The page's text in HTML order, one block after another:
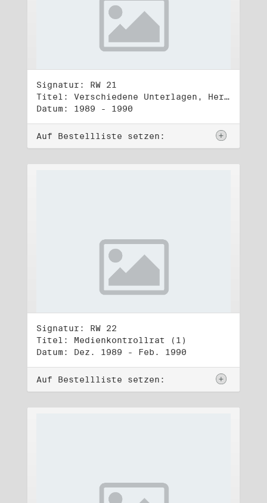
Signatur: RW 21
Titel: Verschiedene Unterlagen, Herbst 1989 bis Herbst 1990
Datum: 1989 - 1990
Auf Bestellliste setzen:
Signatur: RW 22
Titel: Medienkontrollrat (1)
Datum: Dez. 1989 - Feb. 1990
Auf Bestellliste setzen: